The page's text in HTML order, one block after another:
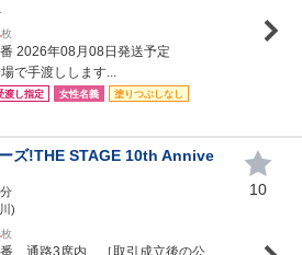
枚
2026年08月08日発送予定
で手渡しします...
渡し指定 女性名義
塗りつぶしなし
ズ!THE STAGE 10th Annive
)
枚
番 通路3席内 ［取引成立後の公
10